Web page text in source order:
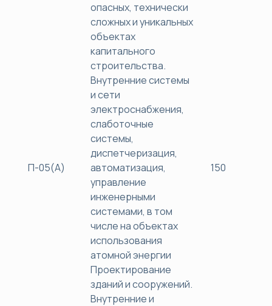
опасных, технически
сложных и уникальных
объектах
капитального
строительства.
П-05(А)
Внутренние системы
и сети
электроснабжения,
слаботочные
системы,
диспетчеризация,
автоматизация,
управление
инженерными
системами, в том
числе на объектах
использования
атомной энергии
150
Проектирование
зданий и сооружений.
Внутренние и